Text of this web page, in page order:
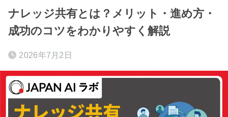
ナレッジ共有とは？メリット・進め方・
成功のコツをわかりやすく解説
2026年7月2日